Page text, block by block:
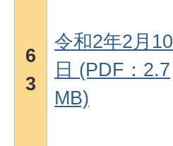
6
3
令和2年2月10
日 (PDF：2.7
MB)